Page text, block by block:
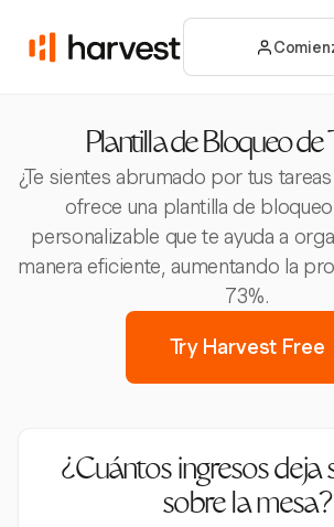
Plantilla de Bloqueo de
¿Te sientes abrumado por tus
ofrece una plantilla de
personalizable que te ayuda a
manera eficiente, aumentando la
73%.
Try Harvest Free
¿Cuántos ingresos deja
sobre la mesa?